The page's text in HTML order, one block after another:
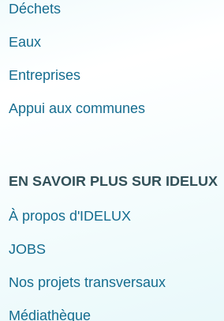
Déchets
Eaux
Entreprises
Appui aux communes
EN SAVOIR PLUS SUR IDELUX
À propos d'IDELUX
JOBS
Nos projets transversaux
Médiathèque